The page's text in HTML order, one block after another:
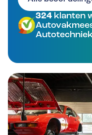
324 klanten